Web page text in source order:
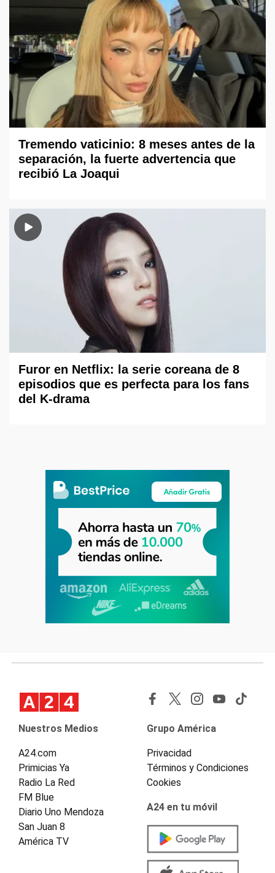
Tremendo vaticinio: 8 meses antes de la
separación, la fuerte advertencia que
recibió La Joaqui
Furor en Netflix: la serie coreana de 8
episodios que es perfecta para los fans
del K-drama
Nuestros Medios
A24.com
Primicias Ya
Radio La Red
FM Blue
Diario Uno Mendoza
San Juan 8
América TV
Grupo América
Privacidad
Términos y Condiciones
Cookies
A24 en tu móvil